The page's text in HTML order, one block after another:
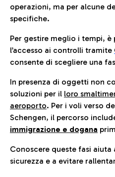
operazioni, ma per alcune
specifiche.
Per gestire meglio i tempi, è
l’accesso ai controlli tramite
consente di scegliere una
In presenza di oggetti non
soluzioni per il loro
aeroporto. Per i voli verso
Schengen, il percorso
immigrazione e dogana
Conoscere queste fasi
sicurezza e a evitare